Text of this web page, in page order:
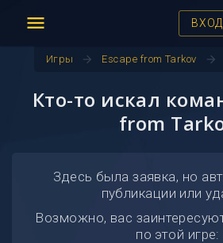
menu
Игры arrow_forward Escape from Tarkov arrow_forward
Кто-то искал
from
Здесь была заявка, но
публикации или
Возможно, вас
по этой игре: